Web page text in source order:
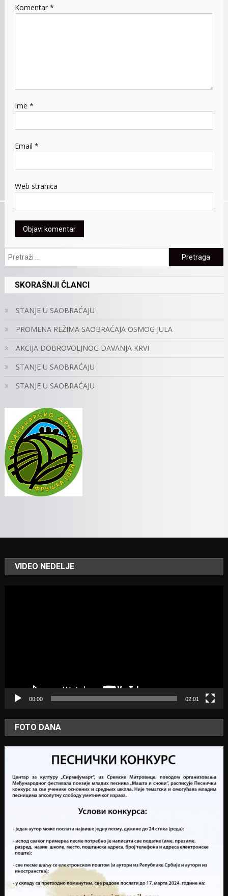
Komentar *
Ime *
Email *
Web stranica
Pretraga:
SKORAŠNJI ČLANCI
STANJE U SAOBRAĆAJU
PROMENA REŽIMA SAOBRAĆAJA OSMOG JULA
AKCIJA DOBROVOLJNOG DAVANJA KRVI
STANJE U SAOBRAĆAJU
STANJE U SAOBRAĆAJU
VIDEO NEDELJE
00:00 02:01
FOTO DANA